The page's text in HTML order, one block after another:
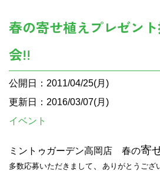
春の寄せ植えプレゼン
会!!
公開日：2011/04/25(月)
更新日：2016/03/07(月)
イベント
ミントゥガーデン高岡店 春の寄
多数応募いただきまして ありがとうござ